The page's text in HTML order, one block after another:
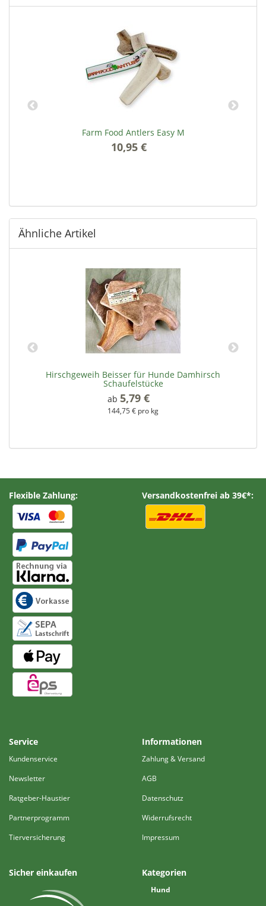
Farm Food Antlers Easy M
10,95 €
Ähnliche Artikel
Hirschgeweih Beisser für Hunde Damhirsch
Schaufelstücke
ab 5,79 €
144,75 € pro kg
Flexible Zahlung: Versandkostenfrei ab 39€*:
Service
Kundenservice
Newsletter
Ratgeber-Haustier
Partnerprogramm
Tierversicherung
Informationen
Zahlung & Versand
AGB
Datenschutz
Widerrufsrecht
Impressum
Sicher einkaufen Kategorien
Hund